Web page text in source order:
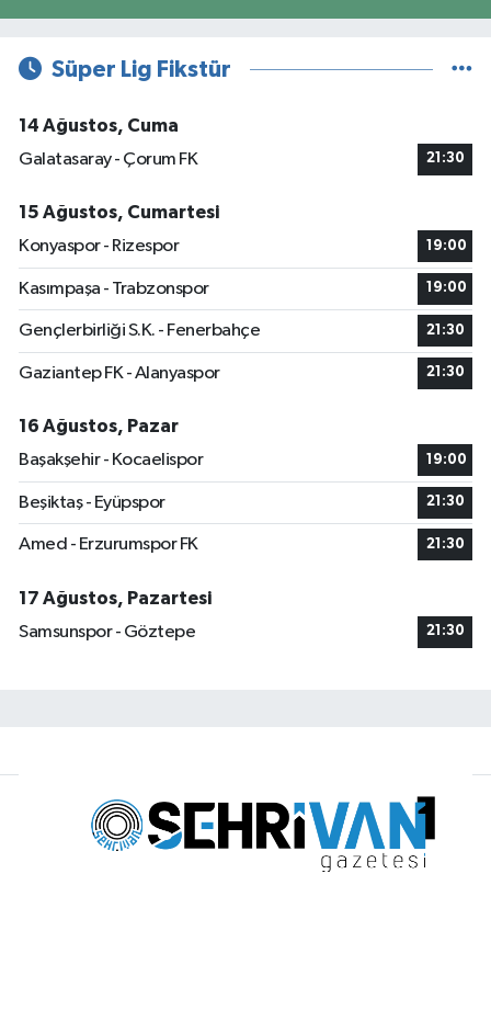
Süper Lig Fikstür
14 Ağustos, Cuma
Galatasaray - Çorum FK
21:30
15 Ağustos, Cumartesi
Konyaspor - Rizespor
19:00
Kasımpaşa - Trabzonspor 19:00
Gençlerbirliği S.K. - Fenerbahçe 21:30
Gaziantep FK - Alanyaspor 21:30
16 Ağustos, Pazar
Başakşehir - Kocaelispor
19:00
Beşiktaş - Eyüpspor 21:30
Amed - Erzurumspor FK 21:30
17 Ağustos, Pazartesi
Samsunspor - Göztepe
21:30